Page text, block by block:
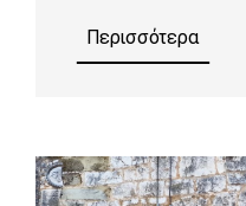
Περισσότερα